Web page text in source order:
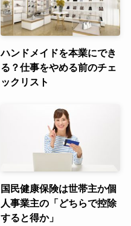
ハンドメイドを本業にでき
る？仕事をやめる前のチェ
ックリスト
国民健康保険は世帯主か個
人事業主の「どちらで控除
すると得か」